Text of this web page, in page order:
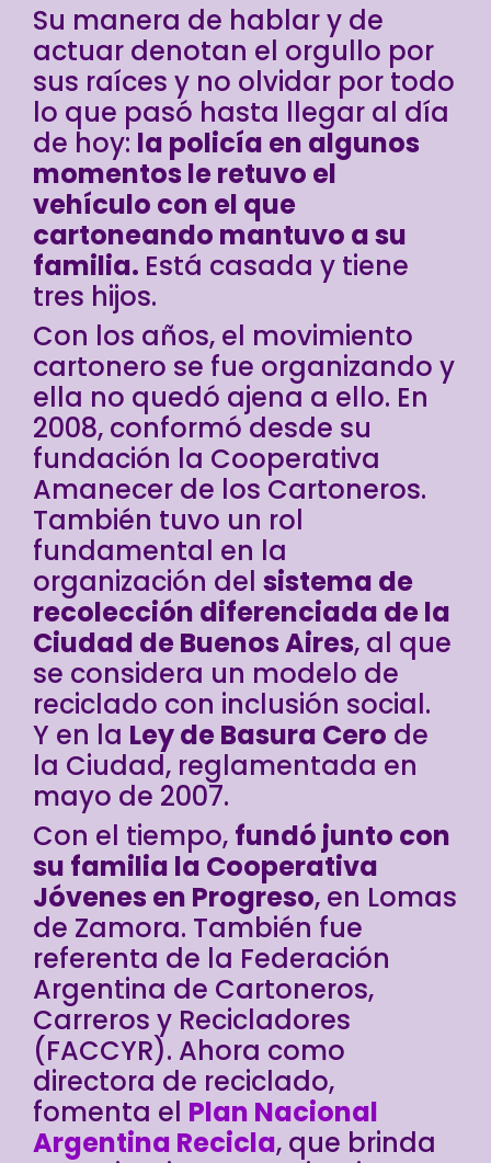
Su manera de hablar y de
actuar denotan el orgullo por
sus raíces y no olvidar por todo
lo que pasó hasta llegar al día
de hoy: la policía en algunos
momentos le retuvo el
vehículo con el que
cartoneando mantuvo a su
familia. Está casada y tiene
tres hijos.
Con los años, el movimiento
cartonero se fue organizando y
ella no quedó ajena a ello. En
2008, conformó desde su
fundación la Cooperativa
Amanecer de los Cartoneros.
También tuvo un rol
fundamental en la
organización del sistema de
recolección diferenciada de la
Ciudad de Buenos Aires, al que
se considera un modelo de
reciclado con inclusión social.
Y en la Ley de Basura Cero de
la Ciudad, reglamentada en
mayo de 2007.
Con el tiempo, fundó junto con
su familia la Cooperativa
Jóvenes en Progreso, en Lomas
de Zamora. También fue
referenta de la Federación
Argentina de Cartoneros,
Carreros y Recicladores
(FACCYR). Ahora como
directora de reciclado,
fomenta el Plan Nacional
Argentina Recicla, que brinda